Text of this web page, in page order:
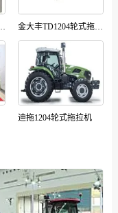
）轮式拖拉机 金大丰TD1204轮式拖拉机
迪拖1204轮式拖拉机